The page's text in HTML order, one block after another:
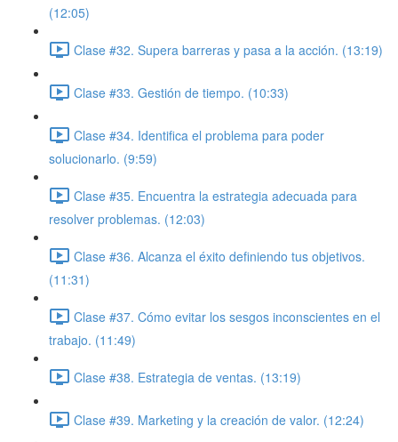
(12:05)
Clase #32. Supera barreras y pasa a la acción. (13:19)
Clase #33. Gestión de tiempo. (10:33)
Clase #34. Identifica el problema para poder
solucionarlo. (9:59)
Clase #35. Encuentra la estrategia adecuada para
resolver problemas. (12:03)
Clase #36. Alcanza el éxito definiendo tus objetivos.
(11:31)
Clase #37. Cómo evitar los sesgos inconscientes en el
trabajo. (11:49)
Clase #38. Estrategia de ventas. (13:19)
Clase #39. Marketing y la creación de valor. (12:24)